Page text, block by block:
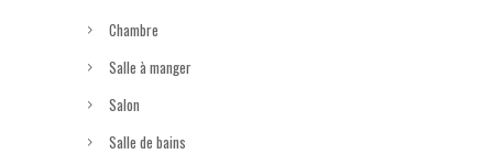
Chambre
Salle à manger
Salon
Salle de bains